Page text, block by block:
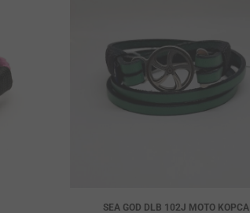
SEA GOD DLB 102J MOTO KOPCA